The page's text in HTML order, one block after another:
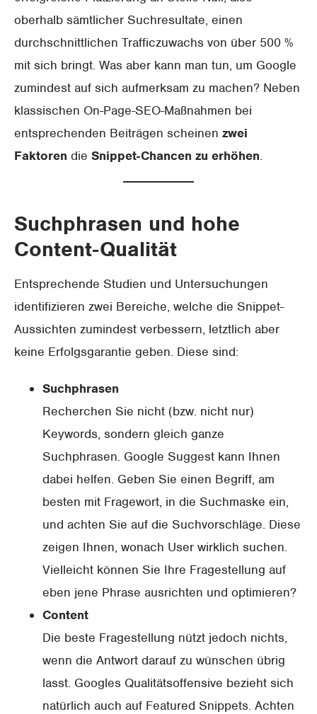
oberhalb sämtlicher Suchresultate, einen
durchschnittlichen Trafficzuwachs von über 500 %
mit sich bringt. Was aber kann man tun, um Google
zumindest auf sich aufmerksam zu machen? Neben
klassischen On-Page-SEO-Maßnahmen bei
entsprechenden Beiträgen scheinen zwei
Faktoren die Snippet-Chancen zu erhöhen.
Suchphrasen und hohe
Content-Qualität
Entsprechende Studien und Untersuchungen
identifizieren zwei Bereiche, welche die Snippet-
Aussichten zumindest verbessern, letztlich aber
keine Erfolgsgarantie geben. Diese sind:
Suchphrasen
Recherchen Sie nicht (bzw. nicht nur)
Keywords, sondern gleich ganze
Suchphrasen. Google Suggest kann Ihnen
dabei helfen. Geben Sie einen Begriff, am
besten mit Fragewort, in die Suchmaske ein,
und achten Sie auf die Suchvorschläge. Diese
zeigen Ihnen, wonach User wirklich suchen.
Vielleicht können Sie Ihre Fragestellung auf
eben jene Phrase ausrichten und optimieren?
Content
Die beste Fragestellung nützt jedoch nichts,
wenn die Antwort darauf zu wünschen übrig
lasst. Googles Qualitätsoffensive bezieht sich
natürlich auch auf Featured Snippets. Achten